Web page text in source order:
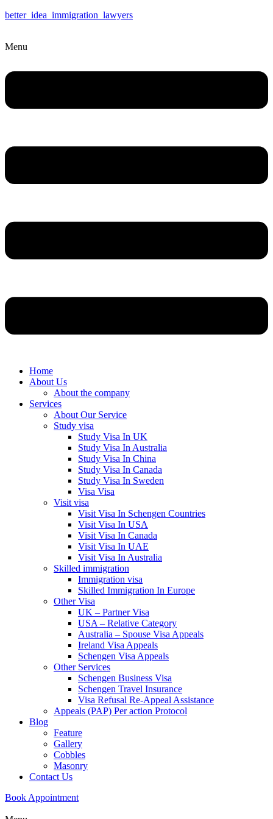
better_idea_immigration_lawyers
Menu
Home
About Us
About the company
Services
About Our Service
Study visa
Study Visa In UK
Study Visa In Australia
Study Visa In China
Study Visa In Canada
Study Visa In Sweden
Visa Visa
Visit visa
Visit Visa In Schengen Countries
Visit Visa In USA
Visit Visa In Canada
Visit Visa In UAE
Visit Visa In Australia
Skilled immigration
Immigration visa
Skilled Immigration In Europe
Other Visa
UK – Partner Visa
USA – Relative Category
Australia – Spouse Visa Appeals
Ireland Visa Appeals
Schengen Visa Appeals
Other Services
Schengen Business Visa
Schengen Travel Insurance
Visa Refusal Re-Appeal Assistance
Appeals (PAP) Per action Protocol
Blog
Feature
Gallery
Cobbles
Masonry
Contact Us
Book Appointment